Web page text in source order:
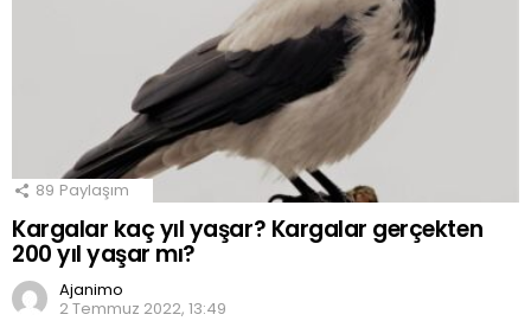
89 Paylaşım
Kargalar kaç yıl yaşar? Kargalar gerçekten
200 yıl yaşar mı?
Ajanimo
2 Temmuz 2022, 13:49